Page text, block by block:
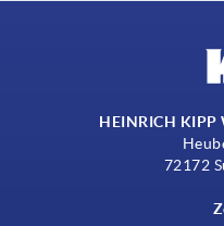
HEINRICH KIPP
72172